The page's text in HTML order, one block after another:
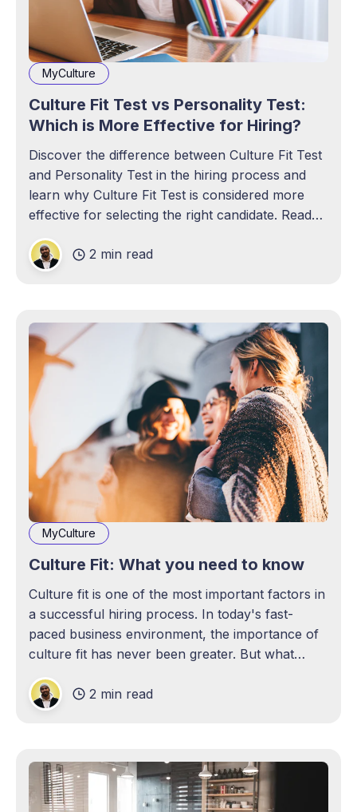
MyCulture
Culture Fit Test vs Personality Test:
Which is More Effective for Hiring?
Discover the difference between Culture Fit Test
and Personality Test in the hiring process and
learn why Culture Fit Test is considered more
effective for selecting the right candidate. Read
2 min read
MyCulture
Culture Fit: What you need to know
Culture fit is one of the most important factors in
a successful hiring process. In today's fast-
paced business environment, the importance of
culture fit has never been greater. But what
ensure that they are making the right hires?
2 min read